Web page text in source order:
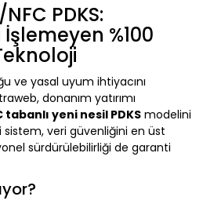
PDKS:
%100
ve yasal uyum ihtiyacını
donanım yatırımı
tabanlı yeni nesil PDKS modelini
sistem, veri güvenliğini en üst
sürdürülebilirliği de garanti